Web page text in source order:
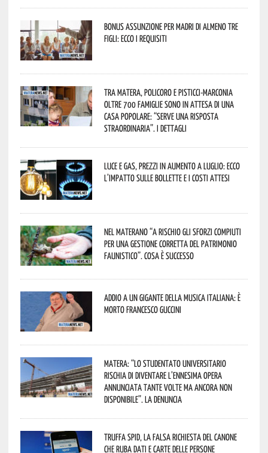
Bonus assunzione per madri di almeno tre
figli: ecco i requisiti
Tra Matera, Policoro e Pisticci-Marconia
oltre 700 famiglie sono in attesa di una
casa popolare: “serve una risposta
straordinaria”. I dettagli
Luce e gas, prezzi in aumento a luglio: ecco
l’impatto sulle bollette e i costi attesi
Nel materano “a rischio gli sforzi compiuti
per una gestione corretta del patrimonio
faunistico”. Cosa è successo
Addio a un gigante della musica italiana: è
morto Francesco Guccini
Matera: “Lo studentato universitario
rischia di diventare l’ennesima opera
annunciata tante volte ma ancora non
disponibile”. La denuncia
Truffa Spid, la falsa richiesta del canone
che ruba dati e carte delle persone